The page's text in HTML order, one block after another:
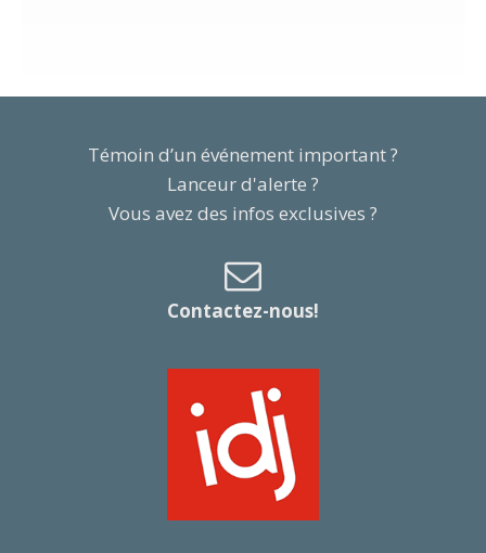
Témoin d’un événement important ?
Lanceur d'alerte ?
Vous avez des infos exclusives ?
Contactez-nous!